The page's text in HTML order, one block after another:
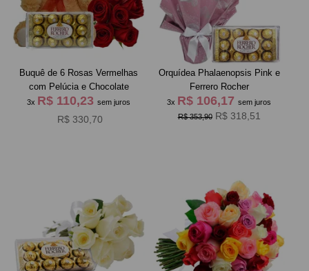
Buquê de 6 Rosas Vermelhas
com Pelúcia e Chocolate
3x R$ 110,23sem juros
R$ 330,70
Orquídea Phalaenopsis Pink e
Ferrero Rocher
3x R$ 106,17sem juros
R$ 353,90 R$ 318,51